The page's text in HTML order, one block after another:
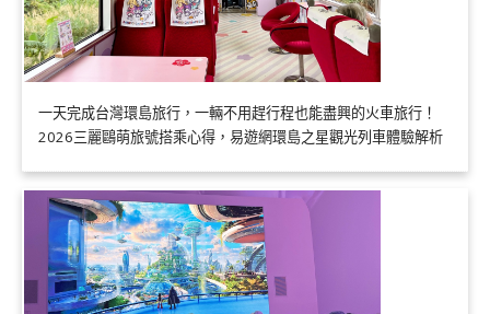
一天完成台灣環島旅行，一輛不用趕行程也能盡興的火車旅行！
2026三麗鷗萌旅號搭乘心得，易遊網環島之星觀光列車體驗解析